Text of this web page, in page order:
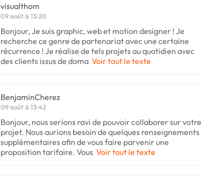
visualthom
09 août à 13:20
Bonjour, Je suis graphic, web et motion designer ! Je
recherche ce genre de partenariat avec une certaine
récurrence ! Je réalise de tels projets au quotidien avec
des clients issus de doma Voir tout le texte
BenjaminCherez
09 août à 13:42
Bonjour, nous serions ravi de pouvoir collaborer sur votre
projet. Nous aurions besoin de quelques renseignements
supplémentaires afin de vous faire parvenir une
proposition tarifaire. Vous Voir tout le texte